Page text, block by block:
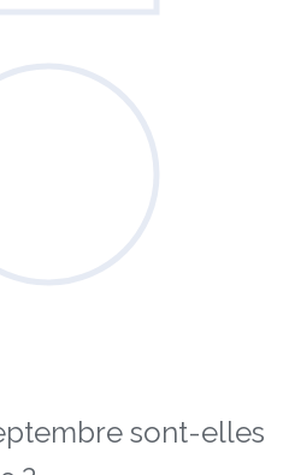
sont-elles